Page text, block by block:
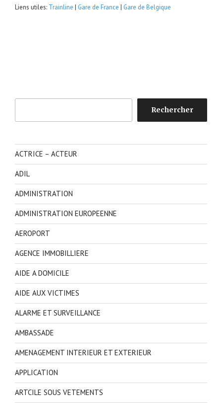
Liens utiles: Trainline | Gare de France | Gare de Belgique
Rechercher
ACTRICE – ACTEUR
ADIL
ADMINISTRATION
ADMINISTRATION EUROPEENNE
AEROPORT
AGENCE IMMOBILLIERE
AIDE A DOMICILE
AIDE AUX VICTIMES
ALARME ET SURVEILLANCE
AMBASSADE
AMENAGEMENT INTERIEUR ET EXTERIEUR
APPLICATION
ARTCILE SOUS VETEMENTS